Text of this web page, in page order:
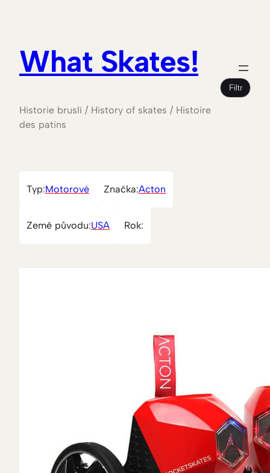
What Skates!
Historie bruslí / History of skates / Histoire
des patins
Filtr
Typ:Motorové Značka:Acton
Země původu:USA Rok: